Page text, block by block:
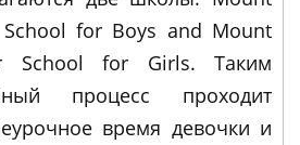
for Boys and Mount
School for Girls. Таким
процесс проходит
время девочки и